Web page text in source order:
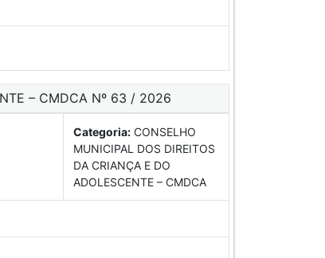
– CMDCA Nº 63 / 2026
Categoria: CONSELHO
MUNICIPAL DOS DIREITOS
DA CRIANÇA E DO
ADOLESCENTE – CMDCA